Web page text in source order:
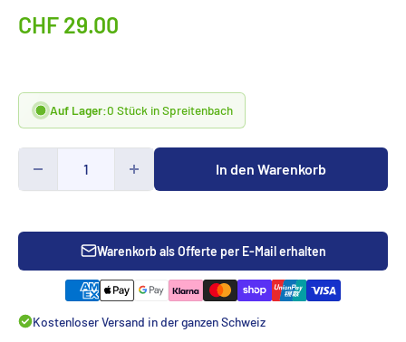
Sonderpreis
CHF 29.00
Auf Lager:0 Stück in Spreitenbach
In den Warenkorb
Warenkorb als Offerte per E-Mail erhalten
Kostenloser Versand in der ganzen Schweiz